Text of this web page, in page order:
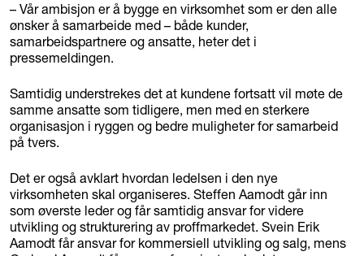
– Vår ambisjon er å bygge en virksomhet som er den alle
ønsker å samarbeide med – både kunder,
samarbeidspartnere og ansatte, heter det i
pressemeldingen.
Samtidig understrekes det at kundene fortsatt vil møte de
samme ansatte som tidligere, men med en sterkere
organisasjon i ryggen og bedre muligheter for samarbeid
på tvers.
Det er også avklart hvordan ledelsen i den nye
virksomheten skal organiseres. Steffen Aamodt går inn
som øverste leder og får samtidig ansvar for videre
utvikling og strukturering av proffmarkedet. Svein Erik
Aamodt får ansvar for kommersiell utvikling og salg, mens